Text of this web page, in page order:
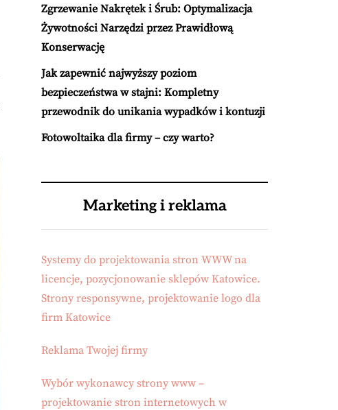
Zgrzewanie Nakrętek i Śrub: Optymalizacja
Żywotności Narzędzi przez Prawidłową
Konserwację
Jak zapewnić najwyższy poziom
bezpieczeństwa w stajni: Kompletny
przewodnik do unikania wypadków i kontuzji
Fotowoltaika dla firmy – czy warto?
Marketing i reklama
Systemy do projektowania stron WWW na
licencje, pozycjonowanie sklepów Katowice.
Strony responsywne, projektowanie logo dla
firm Katowice
Reklama Twojej firmy
Wybór wykonawcy strony www –
projektowanie stron internetowych w